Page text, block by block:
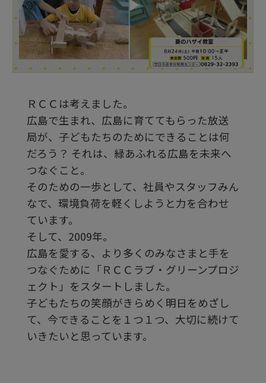
ビ
デ
を
再
す
る
ＲＣＣは考えました。
広島で生まれ、広島に育ててもらった放送
局が、子どもたちのためにできることは何
だろう？ それは、緑あふれる広島を未来へ
つなぐこと。
そのための一歩として、社員やスタッフみん
なで、環境負荷を軽くしようと力を合わせ
ています。
そして、2009年。
広島を愛する、より多くのみなさまと手を
つなぐために「ＲＣＣラブ・グリーンプロジ
ェクト」をスタートしました。
子どもたちの笑顔がきらめく明日をめざし
て、今できることを１つ１つ、大切に続けて
いきたいと思っています。